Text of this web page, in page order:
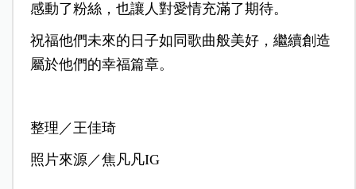
感動了粉絲，也讓人對愛情充滿了期待。
祝福他們未來的日子如同歌曲般美好，繼續創造
屬於他們的幸福篇章。
整理／王佳琦
照片來源／焦凡凡IG